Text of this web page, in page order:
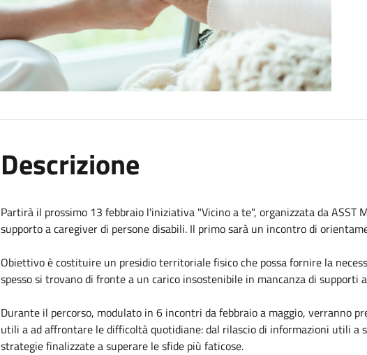
Descrizione
Partirà il prossimo 13 febbraio l'iniziativa "Vicino a te", organizzata da ASST
supporto a caregiver di persone disabili. Il primo sarà un incontro di
Obiettivo è costituire un presidio territoriale fisico che possa fornire la
spesso si trovano di fronte a un carico insostenibile in mancanza di supporti
Durante il percorso, modulato in 6 incontri da febbraio a maggio, verranno
utili a ad affrontare le difficoltà quotidiane: dal rilascio di informazioni utili a
strategie finalizzate a superare le sfide più faticose.